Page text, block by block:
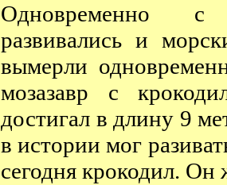
Одновременно с
развивались и
вымерли
мозазавр с
достигал в длину 9
в истории мог
сегодня крокодил.